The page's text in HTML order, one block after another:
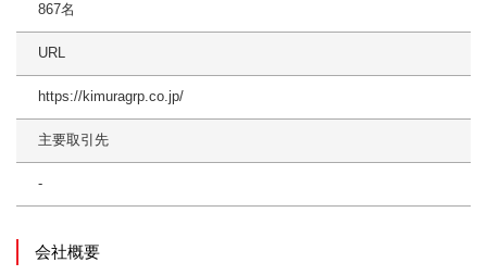
867名
URL
https://kimuragrp.co.jp/
主要取引先
-
会社概要